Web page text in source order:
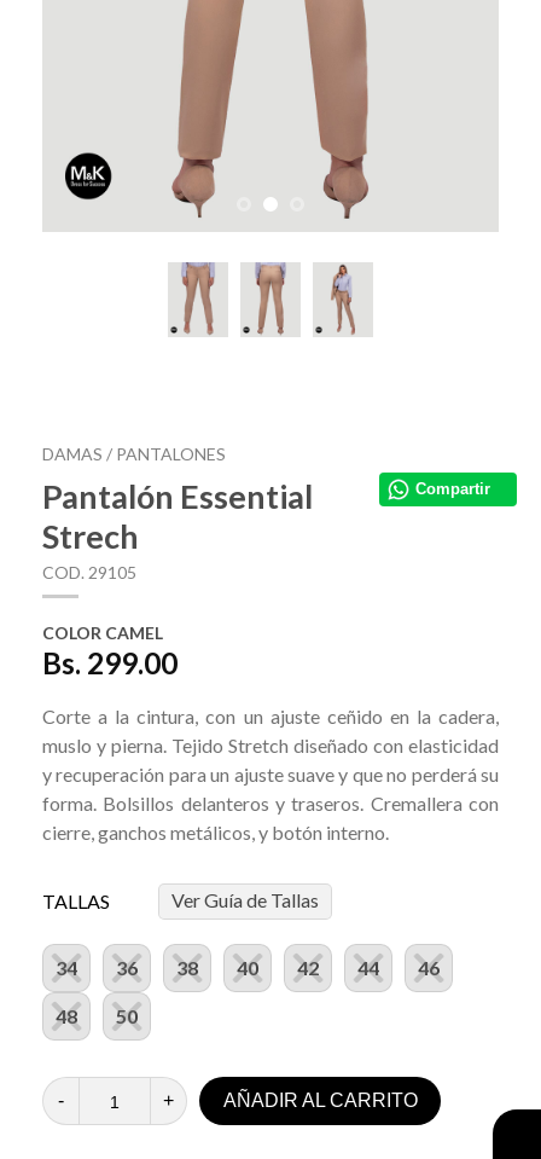
DAMAS / PANTALONES
Pantalón Essential
Strech
COD. 29105
COLOR CAMEL
Bs. 299.00
Corte a la cintura, con un ajuste ceñido en la cadera,
muslo y pierna. Tejido Stretch diseñado con elasticidad
y recuperación para un ajuste suave y que no perderá su
forma. Bolsillos delanteros y traseros. Cremallera con
cierre, ganchos metálicos, y botón interno.
TALLAS Ver Guía de Tallas
34 36 38 40 42 44 46
48 50
- + AÑADIR AL CARRITO
Compartir